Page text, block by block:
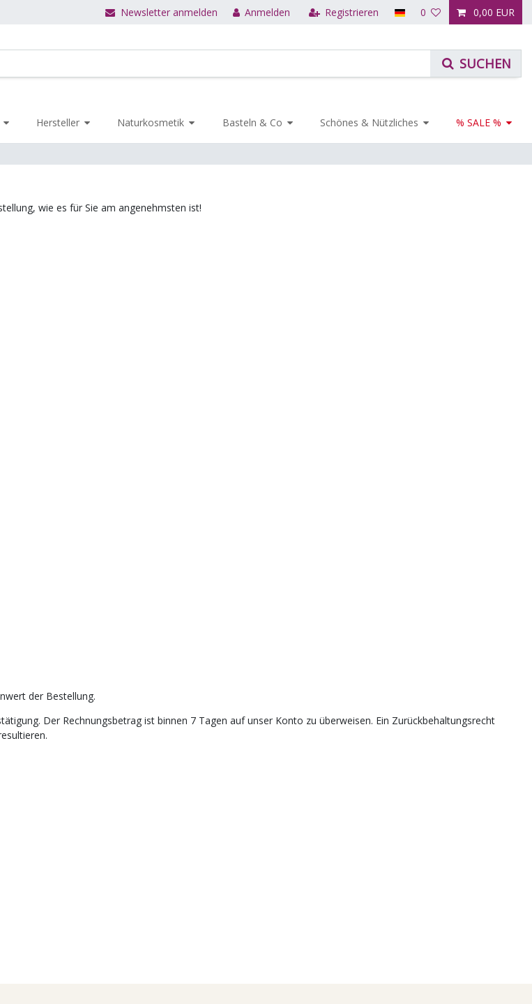
Newsletter anmelden Anmelden Registrieren 0 0,00 EUR
Hersteller Naturkosmetik Basteln & Co Schönes & Nützliches % SALE %
wie es für Sie am angenehmsten ist!
der Bestellung.
Der Rechnungsbetrag ist binnen 7 Tagen auf unser Konto zu überweisen. Ein Zurückbehaltungsrecht